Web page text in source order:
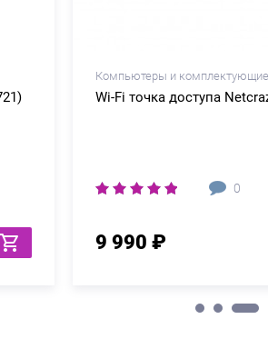
Компьютеры и комплектующие
Wi-Fi точка доступа
0
9 990 ₽